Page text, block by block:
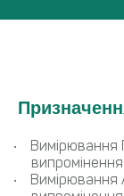
Вимірювання
випромінення
Вимірювання